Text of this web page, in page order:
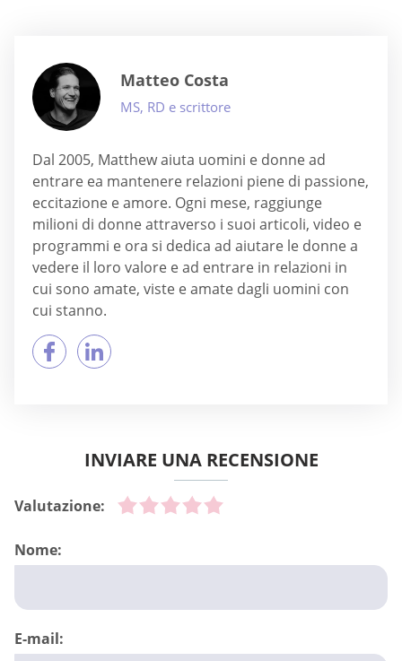
Matteo Costa
MS, RD e scrittore
Dal 2005, Matthew aiuta uomini e donne ad
entrare ea mantenere relazioni piene di passione,
eccitazione e amore. Ogni mese, raggiunge
milioni di donne attraverso i suoi articoli, video e
programmi e ora si dedica ad aiutare le donne a
vedere il loro valore e ad entrare in relazioni in
cui sono amate, viste e amate dagli uomini con
cui stanno.
INVIARE UNA RECENSIONE
Valutazione:
Nome:
E-mail: